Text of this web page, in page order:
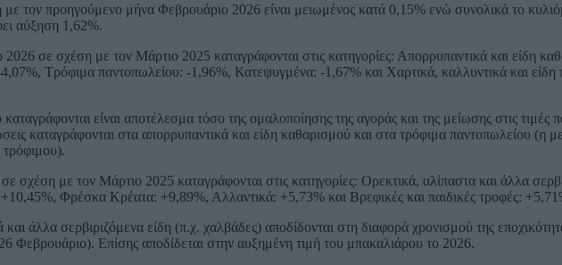
τον προηγούμενο μήνα Φεβρουάριο 2026 είναι μειωμένος κατά 0,15% ενώ συνολικά το
αύξηση 1,62%.
σε σχέση με τον Μάρτιο 2025 καταγράφονται στις κατηγορίες: Απορρυπαντικά και είδη
4,07%, Τρόφιμα παντοπωλείου: -1,96%, Κατεψυγμένα: -1,67% και Χαρτικά, καλλυντικά και
είναι αποτέλεσμα τόσο της ομαλοποίησης της αγοράς και της μείωσης στις τιμές
καταγράφονται στα απορρυπαντικά και είδη καθαρισμού και στα τρόφιμα παντοπωλείου (η
τρόφιμου).
σχέση με τον Μάρτιο 2025 καταγράφονται στις κατηγορίες: Ορεκτικά, αλίπαστα και άλλα
Φρέσκα Κρέατα: +9,89%, Αλλαντικά: +5,73% και Βρεφικές και παιδικές τροφές:
και άλλα σερβιριζόμενα είδη (π.χ. χαλβάδες) αποδίδονται στη διαφορά χρονισμού της
Φεβρουάριο). Επίσης αποδίδεται στην αυξημένη τιμή του μπακαλιάρου το 2026.